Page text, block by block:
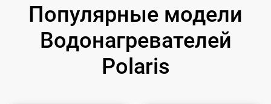
Популярные модели
Водонагревателей
Polaris